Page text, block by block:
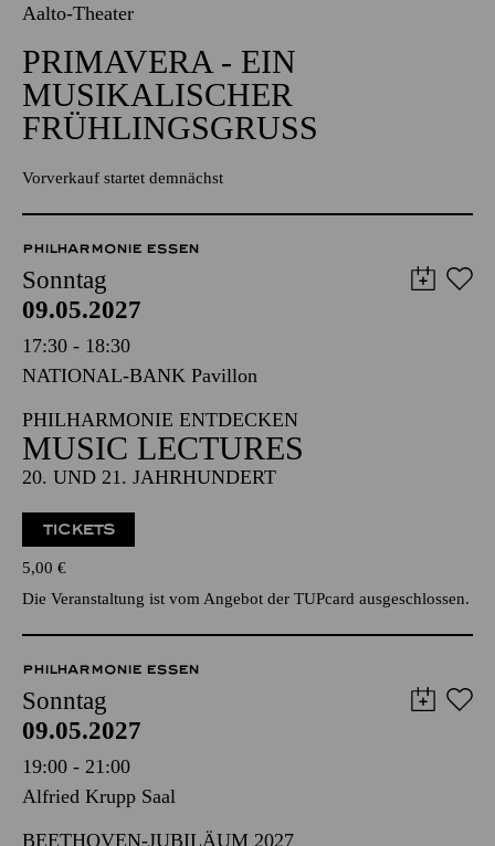
09.05.2027
16:30
Aalto-Theater
PRIMAVERA - EIN
FRÜHLINGSGRUSS
Vorverkauf startet demnächst
PHILHARMONIE ESSEN
Sonntag
09.05.2027
17:30 - 18:30
NATIONAL-BANK Pavillon
PHILHARMONIE ENTDECKEN
MUSIC LECTURES
20. UND 21. JAHRHUNDERT
TICKETS
5,00€
Die Veranstaltung ist vom Angebot der TUPcard ausgeschlossen.
PHILHARMONIE ESSEN
Sonntag
09.05.2027
19:00 - 21:00